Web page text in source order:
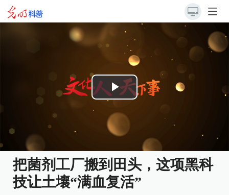
Play
Video
把菌剂工厂搬到田头，这项黑科
技让土壤“满血复活”